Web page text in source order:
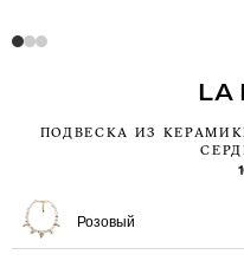
LA
ПОДВЕСКА ИЗ
Розовый